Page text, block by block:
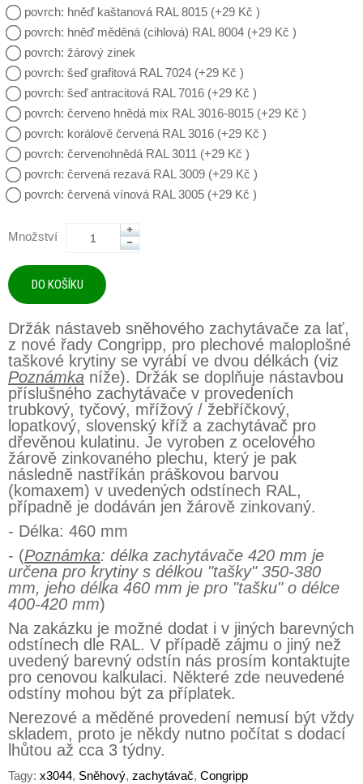
povrch: hněď kaštanová RAL 8015 (+29 Kč )
povrch: hněď měděná (cihlová) RAL 8004 (+29 Kč )
povrch: žárový zinek
povrch: šeď grafitová RAL 7024 (+29 Kč )
povrch: šeď antracitová RAL 7016 (+29 Kč )
povrch: červeno hnědá mix RAL 3016-8015 (+29 Kč )
povrch: korálově červená RAL 3016 (+29 Kč )
povrch: červenohnědá RAL 3011 (+29 Kč )
povrch: červená rezavá RAL 3009 (+29 Kč )
povrch: červená vínová RAL 3005 (+29 Kč )
Množství
Držák nástaveb sněhového zachytávače za lať,
z nové řady Congripp, pro plechové maloplošné
taškové krytiny se vyrábí ve dvou délkách (viz
Poznámka níže). Držák se doplňuje nástavbou
příslušného zachytávače v provedeních
trubkový, tyčový, mřížový / žebříčkový,
lopatkový, slovenský kříž a zachytávač pro
dřevěnou kulatinu. Je vyroben z ocelového
žárově zinkovaného plechu, který je pak
následně nastříkán práškovou barvou
(komaxem) v uvedených odstínech RAL,
případně je dodáván jen žárově zinkovaný.
- Délka: 460 mm
- (Poznámka: délka zachytávače 420 mm je
určena pro krytiny s délkou "tašky" 350-380
mm, jeho délka 460 mm je pro "tašku" o délce
400-420 mm)
Na zakázku je možné dodat i v jiných barevných
odstínech dle RAL. V případě zájmu o jiný než
uvedený barevný odstín nás prosím kontaktujte
pro cenovou kalkulaci. Některé zde neuvedené
odstíny mohou být za příplatek.
Nerezové a měděné provedení nemusí být vždy
skladem, proto je někdy nutno počítat s dodací
lhůtou až cca 3 týdny.
Tagy: x3044, Sněhový, zachytávač, Congripp